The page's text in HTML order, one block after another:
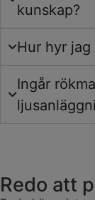
kunskap?
Hur hyr
Ingår
Redo att